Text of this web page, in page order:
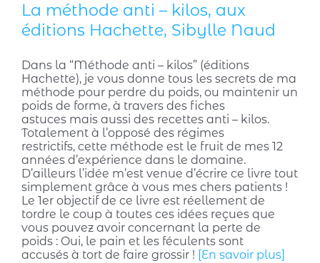
La méthode anti – kilos, aux
éditions Hachette, Sibylle Naud
Dans la “Méthode anti – kilos” (éditions
Hachette), je vous donne tous les secrets de ma
méthode pour perdre du poids, ou maintenir un
poids de forme, à travers des fiches
astuces mais aussi des recettes anti – kilos.
Totalement à l’opposé des régimes
restrictifs, cette méthode est le fruit de mes 12
années d’expérience dans le domaine.
D’ailleurs l’idée m’est venue d’écrire ce livre tout
simplement grâce à vous mes chers patients !
Le 1er objectif de ce livre est réellement de
tordre le coup à toutes ces idées reçues que
vous pouvez avoir concernant la perte de
poids : Oui, le pain et les féculents sont
accusés à tort de faire grossir ! [En savoir plus]